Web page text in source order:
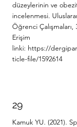
düzeylerinin ve
incelenmesi.
Öğrenci Çalışmaları,
Erişim
linki: https://
ticle-file/1592614
29
Kamuk YU. (2021).